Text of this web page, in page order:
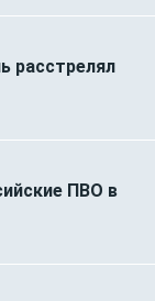
расстрелял
ПВО в